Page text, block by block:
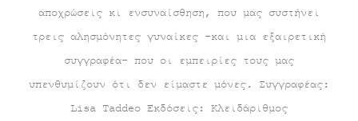
αποχρώσεις κι ενσυναίσθηση, που μας συστήνει
τρεις αλησμόνητες γυναίκες –και μια εξαιρετική
συγγραφέα– που οι εμπειρίες τους μας
υπενθυμίζουν ότι δεν είμαστε μόνες. Συγγραφέας:
Lisa Taddeo Εκδόσεις: Κλειδάριθμος